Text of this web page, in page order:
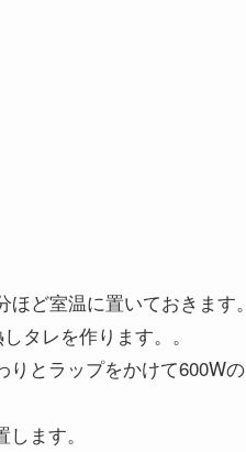
ど室温に置いておきます。
タレを作ります。。
とラップをかけて600Wの
ます。